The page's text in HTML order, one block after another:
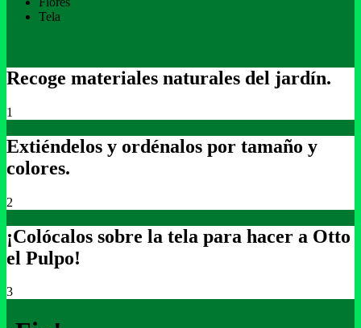
Tela
Recoge materiales naturales del jardín.
1
Extiéndelos y ordénalos por tamaño y
colores.
2
¡Colócalos sobre la tela para hacer a Otto
el Pulpo!
3